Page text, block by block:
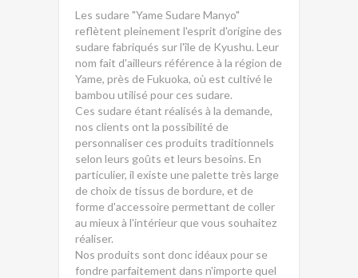
Les sudare "Yame Sudare Manyo"
reflètent pleinement l'esprit d'origine des
sudare fabriqués sur l'île de Kyushu. Leur
nom fait d'ailleurs référence à la région de
Yame, près de Fukuoka, où est cultivé le
bambou utilisé pour ces sudare.
Ces sudare étant réalisés à la demande,
nos clients ont la possibilité de
personnaliser ces produits traditionnels
selon leurs goûts et leurs besoins. En
particulier, il existe une palette très large
de choix de tissus de bordure, et de
forme d'accessoire permettant de coller
au mieux à l'intérieur que vous souhaitez
réaliser.
Nos produits sont donc idéaux pour se
fondre parfaitement dans n'importe quel